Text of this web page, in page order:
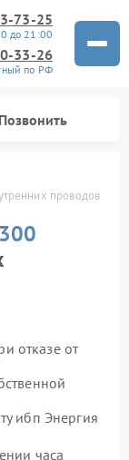
73-25
до 21:00
33-26
по РФ
Позвонить
проводов
отказе от
ибп Энергия
часа